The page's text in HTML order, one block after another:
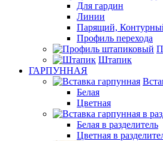
Для гардин
Линии
Парящий,
Профиль перехода
Штапик
ГАРПУННАЯ
Белая
Цветная
Белая в разделитель
Цветная в